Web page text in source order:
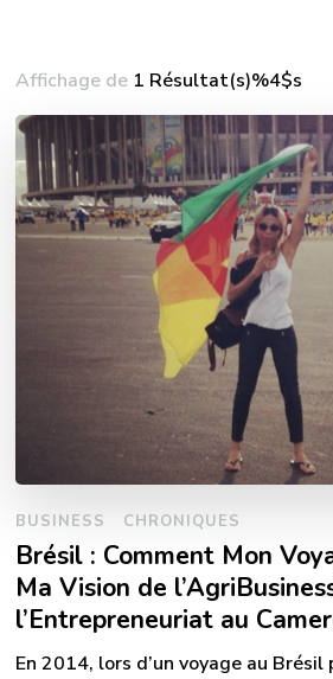
Affichage de 1 Résultat(s)%4$s
BUSINESS CHRONIQUES
Brésil : Comment Mon
Ma Vision de
l’Entrepreneuriat au
En 2014, lors d’un voyage au Brésil